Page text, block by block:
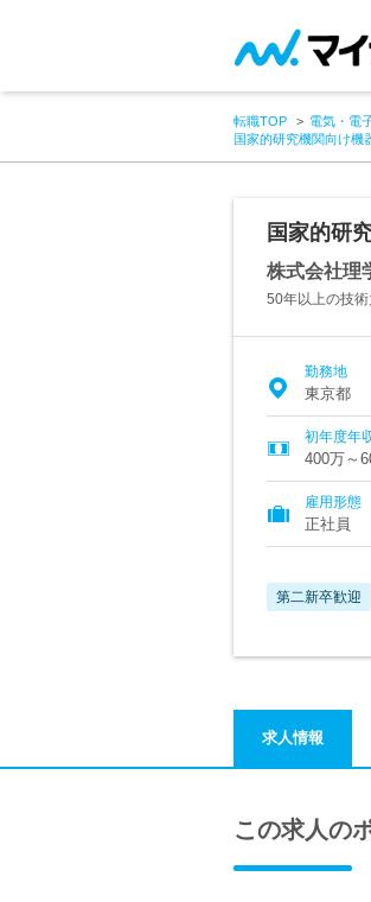
転職TOP 電気・電
国家的研究機関向け機
国家的研
株式会社理
50年以上の技
勤務地
東京都
初年度年
400万～
雇用形態
正社員
第二新卒歓迎
求人情報
この求人の